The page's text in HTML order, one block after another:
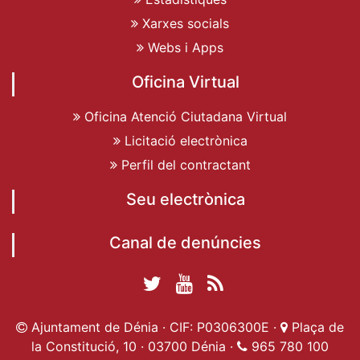
Xarxes socials
Webs i Apps
Oficina Virtual
Oficina Atenció Ciutadana Virtual
Licitació electrònica
Perfil del contractant
Seu electrònica
Canal de denúncies
de Dénia
Twitter Ajuntament
de Dénia
Ajuntament de
Dénia
Actualitat
Ajuntament
Ajuntament de Dénia · CIF: P0306300E ·
Plaça de
la Constitució, 10 · 03700 Dénia ·
965 780 100